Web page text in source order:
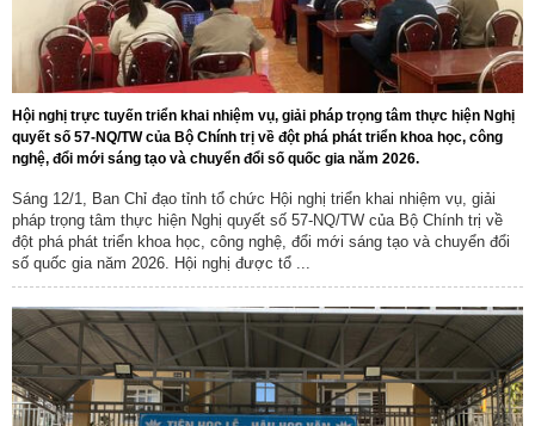
Hội nghị trực tuyến triển khai nhiệm vụ, giải pháp trọng tâm thực hiện Nghị
quyết số 57-NQ/TW của Bộ Chính trị về đột phá phát triển khoa học, công
nghệ, đổi mới sáng tạo và chuyển đổi số quốc gia năm 2026.
Sáng 12/1, Ban Chỉ đạo tỉnh tổ chức Hội nghị triển khai nhiệm vụ, giải
pháp trọng tâm thực hiện Nghị quyết số 57-NQ/TW của Bộ Chính trị về
đột phá phát triển khoa học, công nghệ, đổi mới sáng tạo và chuyển đổi
số quốc gia năm 2026. Hội nghị được tổ ...